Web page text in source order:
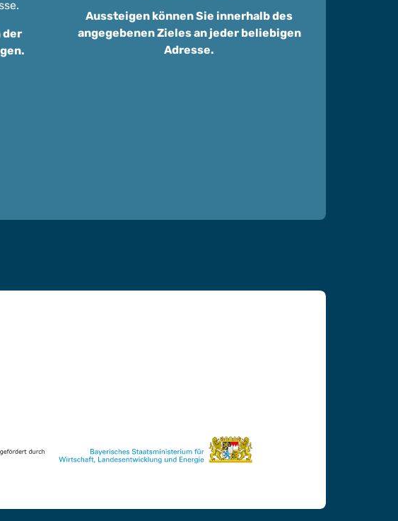
der
Aussteigen können Sie innerhalb des
angegebenen Zieles an jeder beliebigen
Adresse.